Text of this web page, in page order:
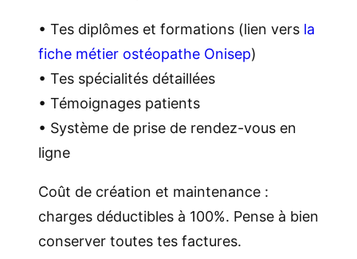
• Tes diplômes et formations (lien vers la
fiche métier ostéopathe Onisep)
• Tes spécialités détaillées
• Témoignages patients
• Système de prise de rendez-vous en
ligne
Coût de création et maintenance :
charges déductibles à 100%. Pense à bien
conserver toutes tes factures.